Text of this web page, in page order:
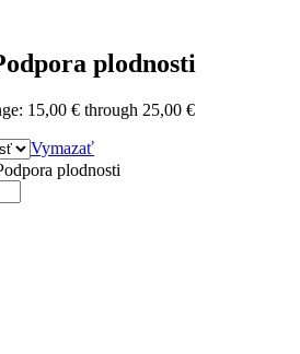
plodnosti
15,00 € through 25,00 €
Vymazať
plodnosti